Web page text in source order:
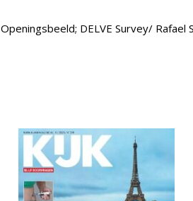
Openingsbeeld; DELVE Survey/ Rafael